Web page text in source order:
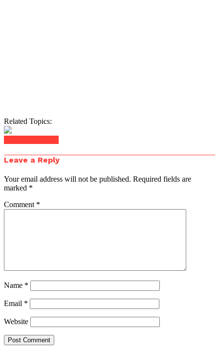
Related Topics:
Leave a Reply
Your email address will not be published. Required fields are
marked *
Comment *
Name *
Email *
Website